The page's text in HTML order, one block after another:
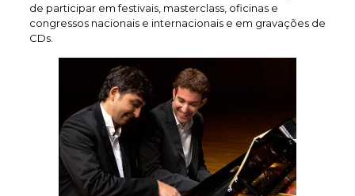
de participar em festivais, masterclass, oficinas e
congressos nacionais e internacionais e em gravações de
CDs.